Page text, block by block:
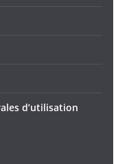
d’utilisation